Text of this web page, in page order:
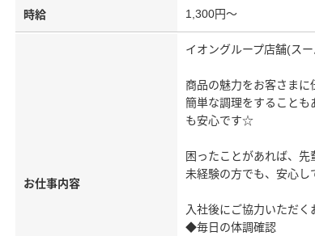
時給 1,300円～
お仕事内容
イオングループ店舗(ス
商品の魅力をお客さまに
簡単な調理をすることも
も安心です☆
困ったことがあれば、先
未経験の方でも、安心し
入社後にご協力いただく
◆毎日の体調確認